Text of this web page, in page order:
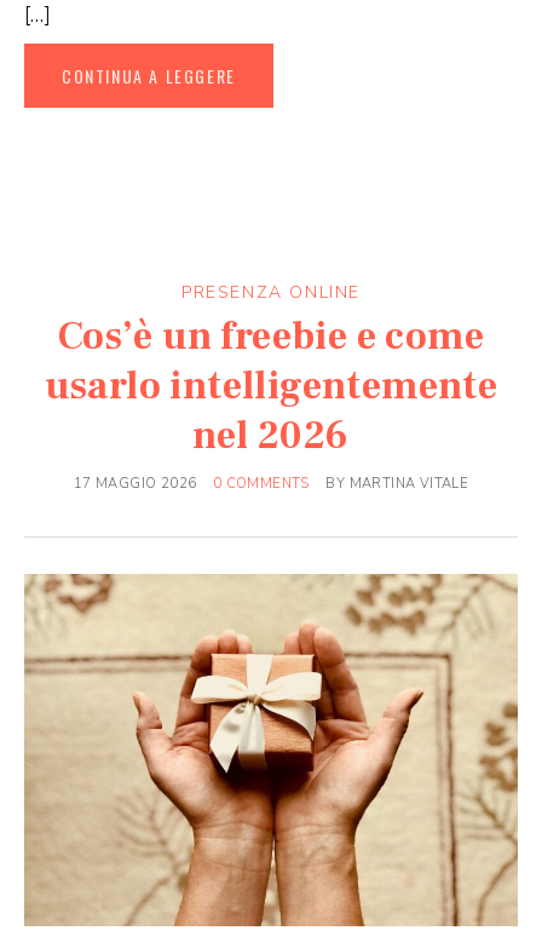
[…]
CONTINUA A LEGGERE
PRESENZA ONLINE
Cos’è un freebie e come
usarlo intelligentemente
nel 2026
17 MAGGIO 2026 0 COMMENTS BY MARTINA VITALE